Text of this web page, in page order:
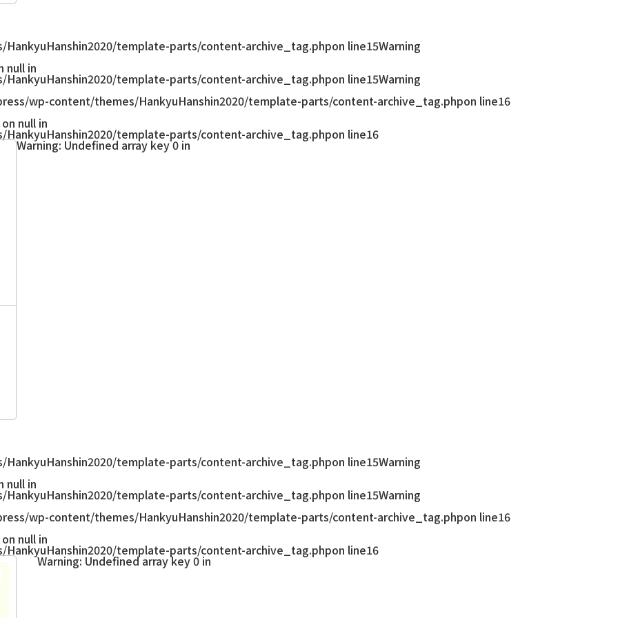
template-parts/content-archive_tag.phpon line15Warning
null in
template-parts/content-archive_tag.phpon line15Warning
wp-content/themes/HankyuHanshin2020/template-parts/content-archive_tag.phpon line16
null in
template-parts/content-archive_tag.phpon line16
Warning: Undefined array key 0 in
template-parts/content-archive_tag.phpon line15Warning
null in
template-parts/content-archive_tag.phpon line15Warning
wp-content/themes/HankyuHanshin2020/template-parts/content-archive_tag.phpon line16
null in
template-parts/content-archive_tag.phpon line16
Warning: Undefined array key 0 in